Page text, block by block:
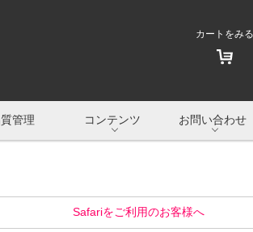
カートをみる
管理 コンテンツ お問い合わせ
Safariをご利用のお客様へ